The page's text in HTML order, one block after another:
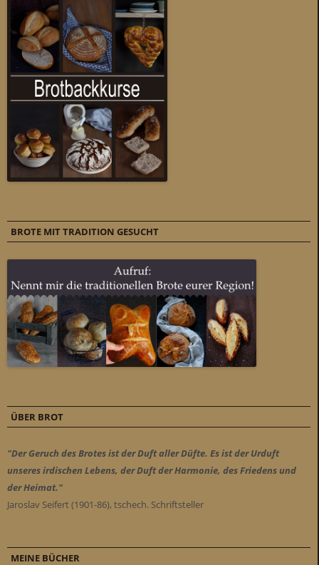
BROTE MIT TRADITION GESUCHT
ÜBER BROT
"Der Geruch des Brotes ist der Duft aller Düfte. Es ist der Urduft
unseres irdischen Lebens, der Duft der Harmonie, des Friedens und
der Heimat."
Jaroslav Seifert (1901-86), tschech. Schriftsteller
MEINE BÜCHER